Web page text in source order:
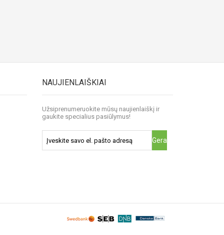
NAUJIENLAIŠKIAI
Užsiprenumeruokite mūsų naujienlaiškį ir
gaukite specialius pasiūlymus!
Gerai